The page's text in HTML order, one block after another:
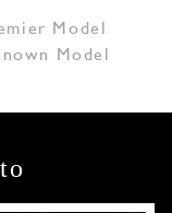
Model
Model